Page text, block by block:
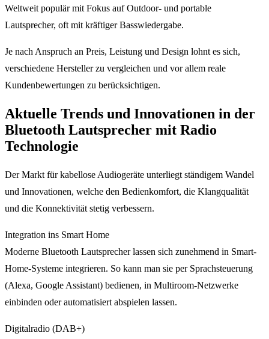
Weltweit populär mit Fokus auf Outdoor- und portable
Lautsprecher, oft mit kräftiger Basswiedergabe.
Je nach Anspruch an Preis, Leistung und Design lohnt es sich,
verschiedene Hersteller zu vergleichen und vor allem reale
Kundenbewertungen zu berücksichtigen.
Aktuelle Trends und Innovationen in der
Bluetooth Lautsprecher mit Radio
Technologie
Der Markt für kabellose Audiogeräte unterliegt ständigem Wandel
und Innovationen, welche den Bedienkomfort, die Klangqualität
und die Konnektivität stetig verbessern.
Integration ins Smart Home
Moderne Bluetooth Lautsprecher lassen sich zunehmend in Smart-
Home-Systeme integrieren. So kann man sie per Sprachsteuerung
(Alexa, Google Assistant) bedienen, in Multiroom-Netzwerke
einbinden oder automatisiert abspielen lassen.
Digitalradio (DAB+)